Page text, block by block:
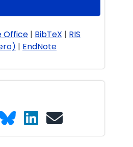
Office | BibTeX | RIS
| EndNote
on Facebook
Share on Bluesky
Share on LinkedIn